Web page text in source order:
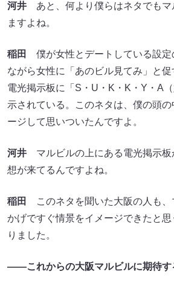
河井 あと、何より僕らはネタでもマ
ますよね。
稲田
僕が女性とデートしている設定
ながら女性に「あのビル見てみ」と
電光掲示板に「S・U・K・K・Y・A
示されている。このネタは、僕の頭
ージして思いついたんですよ。
河井 マルビルの上にある電光掲示板
想が来てるんですよね。
稲田
このネタを聞いた大阪の人も、
かげですぐ情景をイメージできたと
りました。
――これからの大阪マルビルに期待す